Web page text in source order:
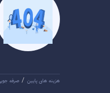
هزینه های پایین / صرفه